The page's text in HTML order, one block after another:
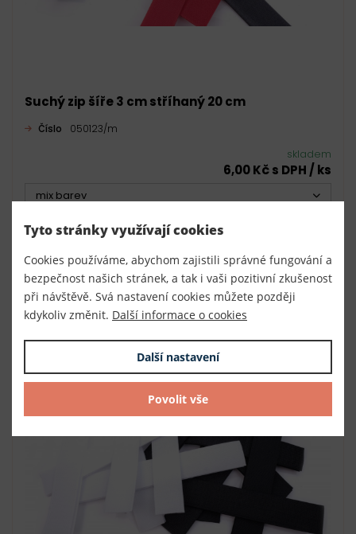
Suchý zip šíře 3 cm stříhaný 20 cm
Číslo 050123/m
skladem
6,00 Kč s DPH / ks
mix barev
50 ks (300,00 Kč s DPH / bal.)
DO KOŠÍKU
Tyto stránky využívají cookies
Cookies používáme, abychom zajistili správné fungování a
bezpečnost našich stránek, a tak i vaši pozitivní zkušenost
při návštěvě. Svá nastavení cookies můžete později
kdykoliv změnit. Další informace o cookies
Další nastavení
Povolit vše